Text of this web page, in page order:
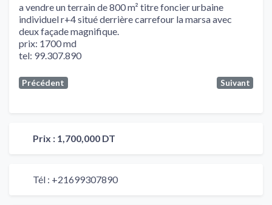
a vendre un terrain de 800 m² titre foncier urbaine
individuel r+4 situé derrière carrefour la marsa avec
deux façade magnifique.
prix: 1700 md
tel: 99.307.890
Précédent Suivant
Prix : 1,700,000 DT
Tél : +21699307890